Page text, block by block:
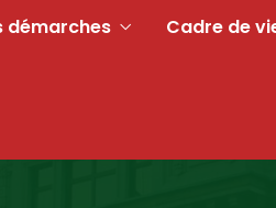
démarches Cadre de